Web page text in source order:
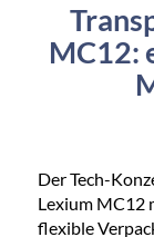
MC12:
Der Tech-
Lexium MC12
flexible